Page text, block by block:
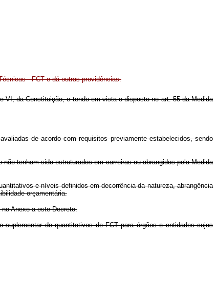
- FCT e dá outras providências.
da Constituição, e tendo em vista o disposto no art. 55 da Medida
de acordo com requisitos previamente estabelecidos, sendo
não tenham sido estruturados em carreiras ou abrangidos pela Medida
e níveis definidos em decorrência da natureza, abrangência
orçamentária.
Anexo a este Decreto.
de quantitativos de FCT para órgãos e entidades cujos